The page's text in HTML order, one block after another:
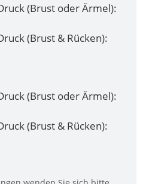
(Brust oder Ärmel):
(Brust & Rücken):
(Brust oder Ärmel):
(Brust & Rücken):